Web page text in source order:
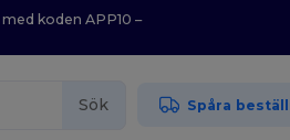
koden APP10 –
Sök Spåra